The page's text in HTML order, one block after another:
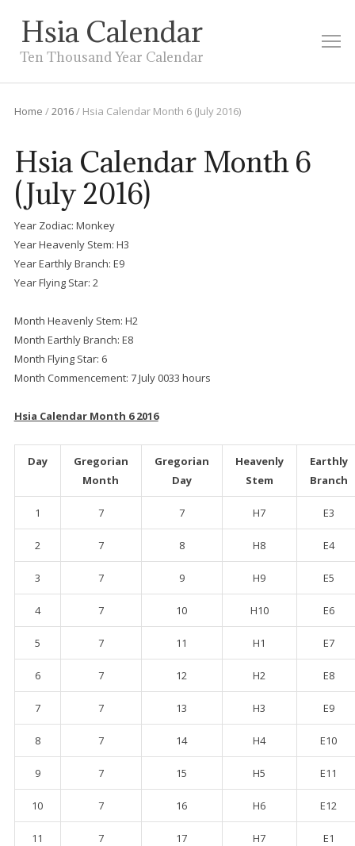
Hsia Calendar
Ten Thousand Year Calendar
Home /2016/ Hsia Calendar Month 6 (July 2016)
Hsia Calendar Month 6
(July 2016)
Year Zodiac: Monkey
Year Heavenly Stem: H3
Year Earthly Branch: E9
Year Flying Star: 2
Month Heavenly Stem: H2
Month Earthly Branch: E8
Month Flying Star: 6
Month Commencement: 7 July 0033 hours
Hsia Calendar Month 6 2016
Day
Gregorian
Month
Gregorian
Day
Heavenly
Stem
Earthly
Branch
1 7 7 H7 E3
2 7 8 H8 E4
3 7 9 H9 E5
4 7 10 H10 E6
5 7 11 H1 E7
6 7 12 H2 E8
7 7 13 H3 E9
8 7 14 H4 E10
9 7 15 H5 E11
10 7 16 H6 E12
11 7 17 H7 E1